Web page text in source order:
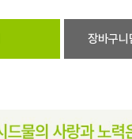
장바구니